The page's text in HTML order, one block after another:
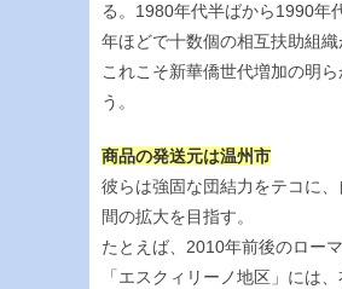
る。1980年代半ばから1990年
年ほどで十数個の相互扶助組織
これこそ新華僑世代増加の明
う。
商品の発送元は温州市
彼らは強固な団結力をテコに
間の拡大を目指す。
たとえば、2010年前後のロー
「エスクィリーノ地区」には、